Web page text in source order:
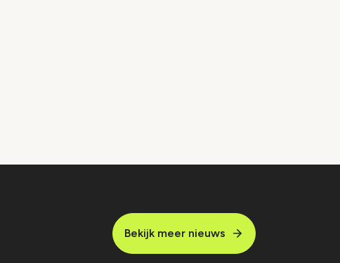
Bekijk meer nieuws